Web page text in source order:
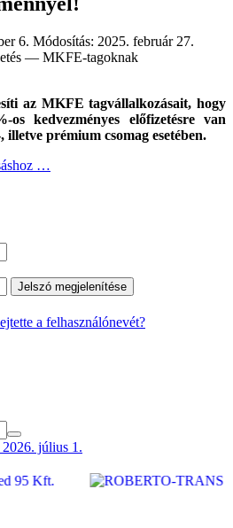
6. Módosítás: 2025. február 27.
az MKFE tagvállalkozásait, hogy
kedvezményes előfizetésre van
illetve prémium csomag esetében.
…
Jelszó megjelenítése
a felhasználónevét?